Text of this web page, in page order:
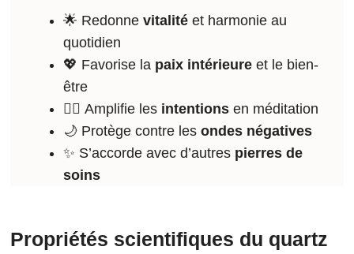
🌟 Redonne vitalité et harmonie au
quotidien
💖 Favorise la paix intérieure et le bien-
être
🧘‍♀️ Amplifie les intentions en méditation
🌙 Protège contre les ondes négatives
✨ S’accorde avec d’autres pierres de
soins
Propriétés scientifiques du quartz